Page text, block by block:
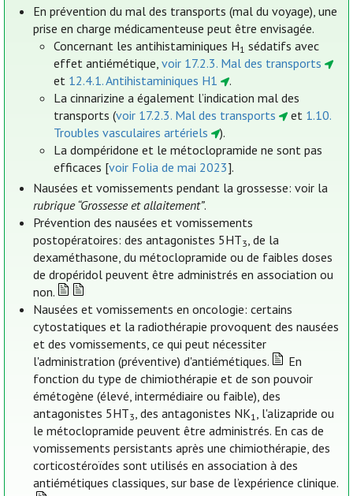
En prévention du mal des transports (mal du voyage), une
prise en charge médicamenteuse peut être envisagée.
Concernant les antihistaminiques H1 sédatifs avec
effet antiémétique,voir 17.2.3. Mal des transports
et 12.4.1. Antihistaminiques H1
.
La cinnarizine a également l’indication mal des
transports (voir 17.2.3. Mal des transports et 1.10.
Troubles vasculaires artériels
).
La dompéridone et le métoclopramide ne sont pas
efficaces [voir Folia de mai 2023].
Nausées et vomissements pendant la grossesse: voir la
rubrique “Grossesse et allaitement”.
Prévention des nausées et vomissements
postopératoires: des antagonistes 5HT3, de la
dexaméthasone, du métoclopramide ou de faibles doses
de dropéridol peuvent être administrés en association ou
non.
Nausées et vomissements en oncologie: certains
cytostatiques et la radiothérapie provoquent des nausées
et des vomissements, ce qui peut nécessiter
l'administration (préventive) d'antiémétiques.
En
fonction du type de chimiothérapie et de son pouvoir
émétogène (élevé, intermédiaire ou faible), des
antagonistes 5HT3, des antagonistes NK1, l'alizapride ou
le métoclopramide peuvent être administrés. En cas de
vomissements persistants après une chimiothérapie, des
corticostéroïdes sont utilisés en association à des
antiémétiques classiques, sur base de l’expérience clinique.